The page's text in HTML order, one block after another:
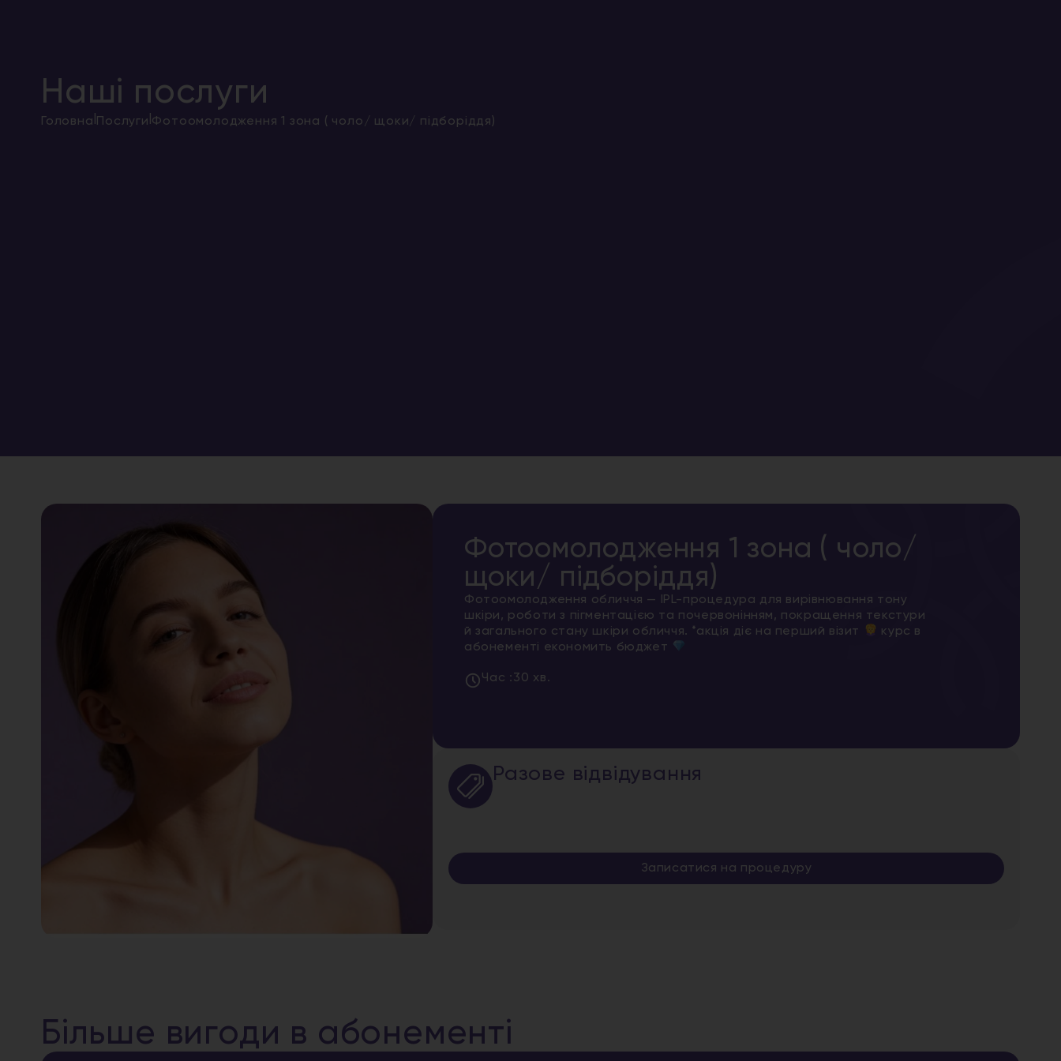
Наші послуги
Головна Послуги Фотоомолодження 1 зона ( чоло/ щоки/ підборіддя)
Фотоомолодження 1 зона ( чоло/
щоки/ підборіддя)
Фотоомолодження обличчя — IPL-процедура для вирівнювання тону
шкіри, роботи з пігментацією та почервонінням, покращення текстури
й загального стану шкіри обличчя. *акція діє на перший візит
курс в
абонементі економить бюджет
Час :30 хв.
Разове відвідування
Записатися на процедуру
Більше вигоди в абонементі